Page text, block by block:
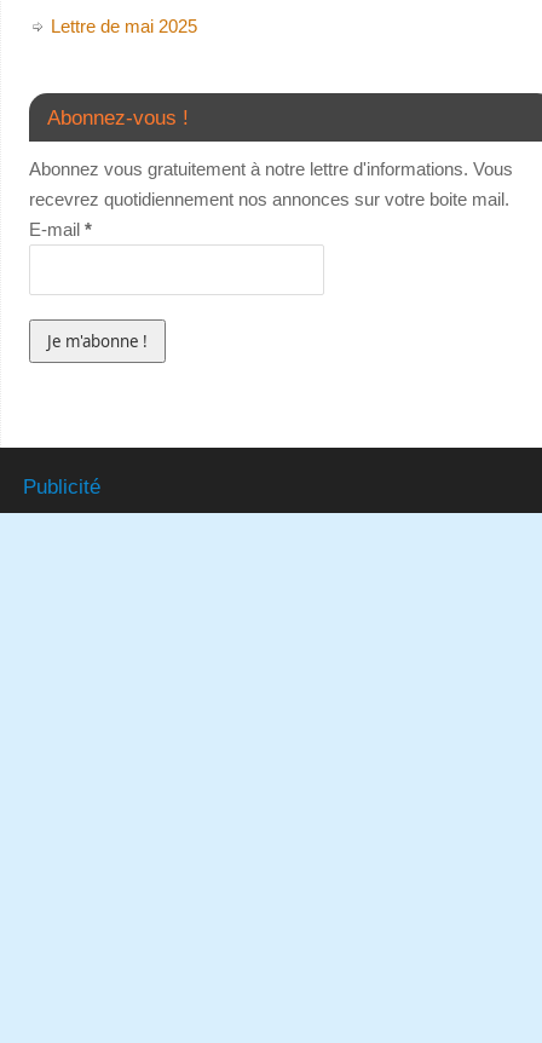
Lettre de mai 2025
Abonnez-vous !
Abonnez vous gratuitement à notre lettre d'informations. Vous
recevrez quotidiennement nos annonces sur votre boite mail.
E-mail *
Publicité